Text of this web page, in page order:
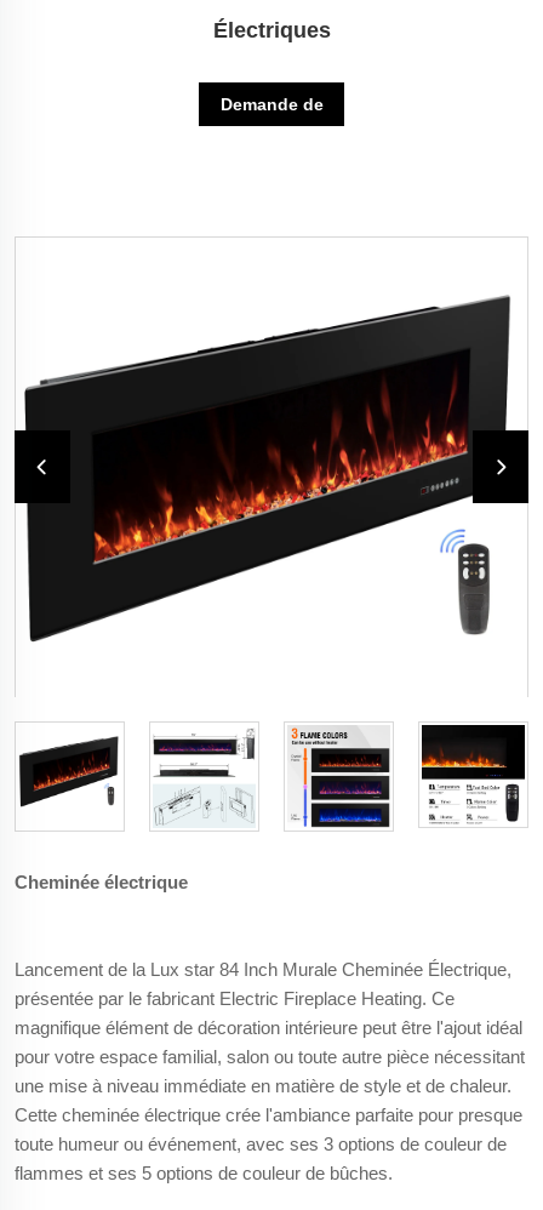
Électriques
Demande de
Cheminée électrique
Lancement de la Lux star 84 Inch Murale Cheminée Électrique,
présentée par le fabricant Electric Fireplace Heating. Ce
magnifique élément de décoration intérieure peut être l'ajout idéal
pour votre espace familial, salon ou toute autre pièce nécessitant
une mise à niveau immédiate en matière de style et de chaleur.
Cette cheminée électrique crée l'ambiance parfaite pour presque
toute humeur ou événement, avec ses 3 options de couleur de
flammes et ses 5 options de couleur de bûches.